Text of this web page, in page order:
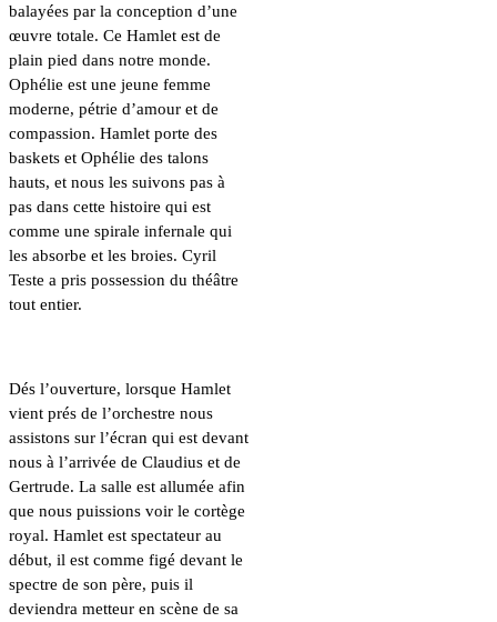
balayées par la conception d’une
œuvre totale. Ce Hamlet est de
plain pied dans notre monde.
Ophélie est une jeune femme
moderne, pétrie d’amour et de
compassion. Hamlet porte des
baskets et Ophélie des talons
hauts, et nous les suivons pas à
pas dans cette histoire qui est
comme une spirale infernale qui
les absorbe et les broies. Cyril
Teste a pris possession du théâtre
tout entier.
Dés l’ouverture, lorsque Hamlet
vient prés de l’orchestre nous
assistons sur l’écran qui est devant
nous à l’arrivée de Claudius et de
Gertrude. La salle est allumée afin
que nous puissions voir le cortège
royal. Hamlet est spectateur au
début, il est comme figé devant le
spectre de son père, puis il
deviendra metteur en scène de sa